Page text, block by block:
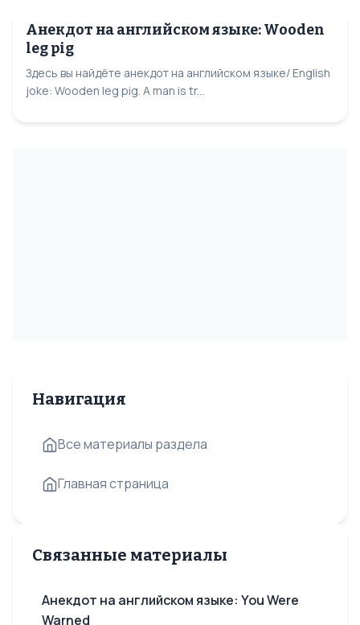
Анекдот на английском языке: Wooden
leg pig
Здесь вы найдёте анекдот на английском языке/ English
joke: Wooden leg pig. A man is tr...
Навигация
Все материалы раздела
Главная страница
Связанные материалы
Анекдот на английском языке: You Were
Warned